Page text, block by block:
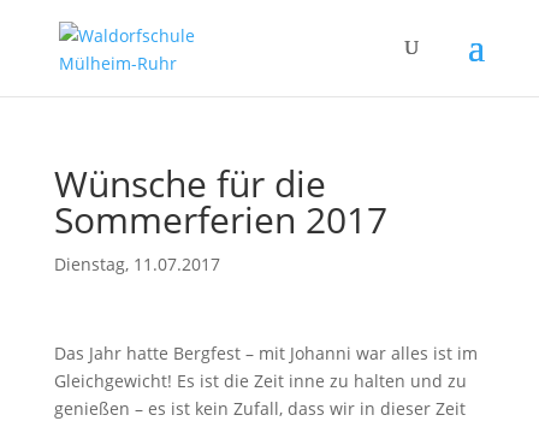
Wünsche für die
Sommerferien 2017
Dienstag, 11.07.2017
Das Jahr hatte Bergfest – mit Johanni war alles ist im
Gleichgewicht! Es ist die Zeit inne zu halten und zu
genießen – es ist kein Zufall, dass wir in dieser Zeit